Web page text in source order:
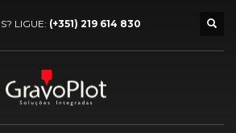
LIGUE: (+351) 219 614 830